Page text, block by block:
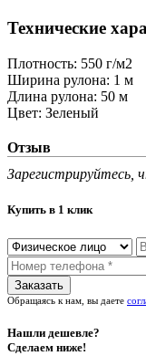
Технические
Плотность: 550 г/м2
Ширина рулона: 1 м
Длина рулона: 50 м
Цвет: Зеленый
Отзыв
Зарегистрируйтесь,
Купить в 1 клик
Обращаясь к нам, вы даете
Нашли дешевле?
Сделаем ниже!